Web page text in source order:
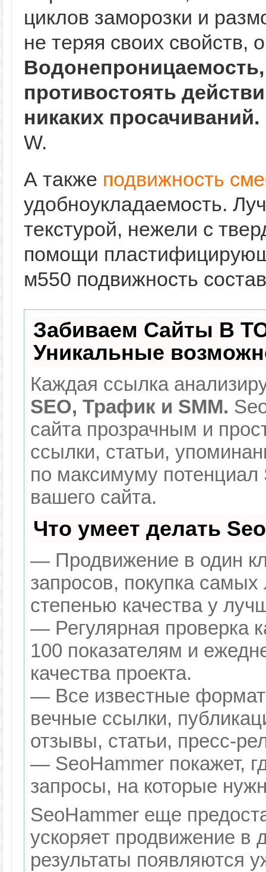
циклов заморозки и
не теряя своих свойств,
противостоять
никаких просачиваний.
W.
А также подвижность
удобноукладаемость.
текстурой, нежели с
помощи
м550 подвижность
Забиваем Сайты В
Уникальные
Каждая ссылка
SEO, Трафик и SMM.
сайта прозрачным и
ссылки, статьи,
по максимуму
вашего сайта.
Что умеет делать
— Продвижение в один
запросов, покупка
степенью качества у
— Регулярная проверка
100 показателям и
качества проекта.
— Все известные
вечные ссылки,
отзывы, статьи, пресс-
— SeoHammer покажет,
запросы, на которые
SeoHammer еще
ускоряет продвижение в
результаты появляются